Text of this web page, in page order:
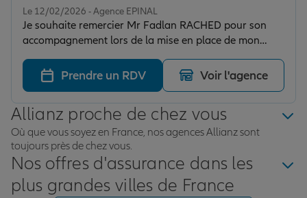
Le 12/02/2026 - Agence EPINAL
Je souhaite remercier Mr Fadlan RACHED pour son
accompagnement lors de la mise en place de mon
contrat mutuelle chez Allianz. Professionnel, à l’écoute
et très clair dans ses explications, il a su me proposer
une solution adaptée à ma situation. Son sérieux et sa
disponibilité méritent d’être soulignés. Je recommande
vivement.
Prendre un RDV Voir l'agence
Allianz proche de chez vous
Où que vous soyez en France, nos agences Allianz sont
toujours près de chez vous.
Nos offres d'assurance dans les
plus grandes villes de France